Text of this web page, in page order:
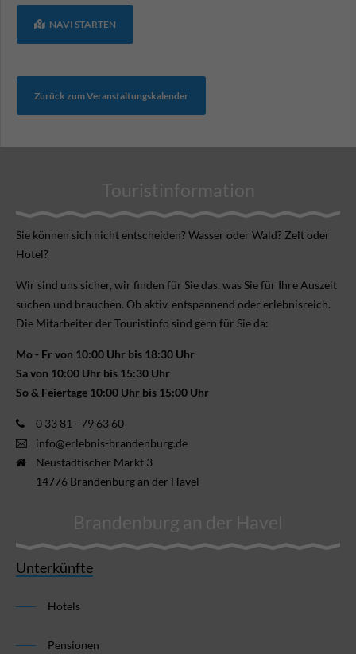
NAVI STARTEN
Zurück zum Veranstaltungskalender
Touristinformation
Sie können sich nicht ent­scheiden? Wasser oder Wald? Zelt oder
Hotel?
Wir sind uns sicher, wir finden für Sie das, was Sie für Ihre Aus­zeit
suchen und brauchen. Ob aktiv, ent­spannend oder erlebnis­reich.
Die Mitarbeiter der Touristinfo sind gern für Sie da:
Mo - Fr von 10:00 Uhr bis 18:30 Uhr
Sa von 10:00 Uhr bis 15:30 Uhr
So & Feiertage 10:00 Uhr bis 15:00 Uhr
0 33 81 - 79 63 60
info@erlebnis-brandenburg.de
Neustädtischer Markt 3
14776 Brandenburg an der Havel
Brandenburg an der Havel
Unterkünfte
Hotels
Pensionen